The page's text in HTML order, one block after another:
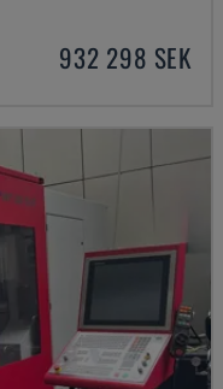
932 298 SEK